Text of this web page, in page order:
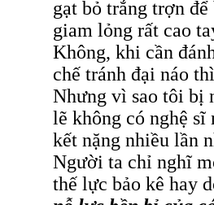
gạt bỏ trắng trợn
giam lỏng rất cao
Không, khi cần
chế tránh đại náo
Nhưng vì sao tôi bị
lẽ không có nghệ sĩ
kết nặng nhiều lần
Người ta chỉ nghĩ
thế lực bảo kê hay